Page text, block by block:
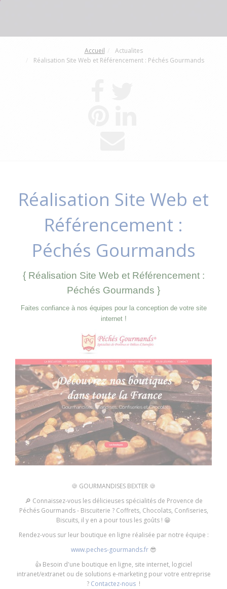
Accueil
Actualites
Réalisation Site Web et Référencement : Péchés Gourmands
Réalisation Site Web et
Référencement :
Péchés Gourmands
{ Réalisation Site Web et Référencement :
Péchés Gourmands }
Faites confiance à nos équipes pour la conception de votre site
internet !
🍪 GOURMANDISES BEXTER 🍪
🔎 Connaissez-vous les délicieuses spécialités de Provence de
Péchés Gourmands - Biscuiterie ? Coffrets, Chocolats, Confiseries,
Biscuits, il y en a pour tous les goûts ! 😁
Rendez-vous sur leur boutique en ligne réalisée par notre équipe :
www.peches-gourmands.fr 😎
👍 Besoin d'une boutique en ligne, site internet, logiciel
intranet/extranet ou de solutions e-marketing pour votre entreprise
? Contactez-nous !